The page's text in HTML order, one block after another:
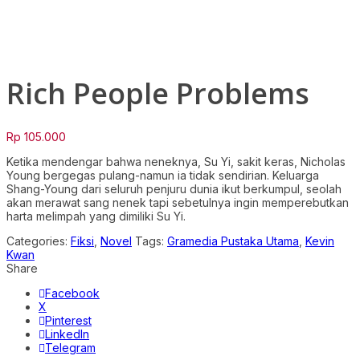
Rich People Problems
Rp 105.000
Ketika mendengar bahwa neneknya, Su Yi, sakit keras, Nicholas
Young bergegas pulang-namun ia tidak sendirian. Keluarga
Shang-Young dari seluruh penjuru dunia ikut berkumpul, seolah
akan merawat sang nenek tapi sebetulnya ingin memperebutkan
harta melimpah yang dimiliki Su Yi.
Categories: Fiksi Novel Tags: Gramedia Pustaka Utama Kevin
Kwan
Share
Facebook
X
Pinterest
LinkedIn
Telegram